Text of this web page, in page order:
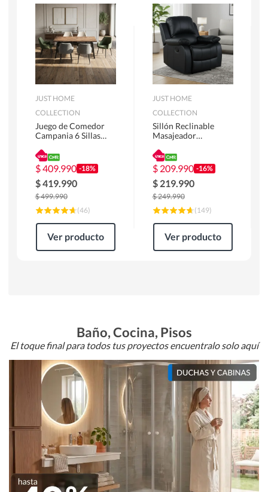
Escritorios y Sillas PC
Racks y Muebles TV
Alfombras
JUST HOME
COLLECTION
Juego de Comedor
Campania 6 Sillas
180 x 90 x 76 cm
Café
$409.990 -18%
$419.990
$499.990
(46)
Ver producto
JUST HOME
COLLECTION
Sillón Reclinable
Masajeador
Atlanta 91x101x94
cm Negro
$ 209.990 -16%
$ 219.990
$249.990
(149)
Ver producto
Baño, Cocina, Pisos
El toque final para todos tus proyectos encuentralo solo aquí